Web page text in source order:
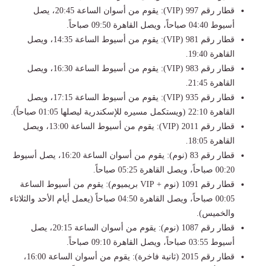
​قطار رقم 997 (VIP): يقوم من أسوان الساعة 20:45، يصل
أسيوط 04:40 صباحاً، ويصل القاهرة 09:50 صباحاً.
​قطار رقم 981 (VIP): يقوم من أسيوط الساعة 14:35، ويصل
القاهرة 19:40.
​قطار رقم 983 (VIP): يقوم من أسيوط الساعة 16:30، ويصل
القاهرة 21:45.
​قطار رقم 935 (VIP): يقوم من أسيوط الساعة 17:15، ويصل
القاهرة 22:10 (ويستكمل مسيره للإسكندرية ليصلها 01:05 صباحاً).
​قطار رقم 2011 (VIP): يقوم من أسيوط الساعة 13:00، ويصل
القاهرة 18:05.
​قطار رقم 83 (نوم): يقوم من أسوان الساعة 16:20، يصل أسيوط
00:20 صباحاً، ويصل القاهرة 05:25 صباحاً.
​قطار رقم 1091 (نوم + VIP بريميوم): يقوم من أسيوط الساعة
00:05 صباحاً، ويصل القاهرة 04:50 صباحاً (يعمل أيام الأحد والثلاثاء
والخميس).
​قطار رقم 1087 (نوم): يقوم من أسوان الساعة 20:15، يصل
أسيوط 03:55 صباحاً، ويصل القاهرة 09:10 صباحاً.
​قطار رقم 2015 (ثانية فاخرة): يقوم من أسوان الساعة 16:00،